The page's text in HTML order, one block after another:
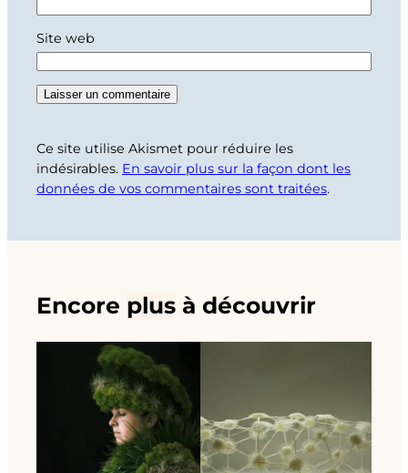
Site web
Ce site utilise Akismet pour réduire les
indésirables. En savoir plus sur la façon dont les
données de vos commentaires sont traitées.
Encore plus à découvrir